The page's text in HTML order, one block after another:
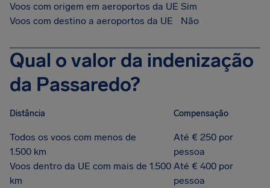
Voos com origem em aeroportos da UE Sim
Voos com destino a aeroportos da UE
Não
Qual o valor da indenização
da Passaredo?
Distância Compensação
Todos os voos com menos de
1.500 km
Até € 250 por
pessoa
Voos dentro da UE com mais de 1.500
km
Até € 400 por
pessoa